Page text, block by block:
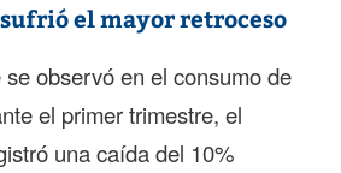
el mayor retroceso
observó en el consumo de
el primer trimestre, el
una caída del 10%